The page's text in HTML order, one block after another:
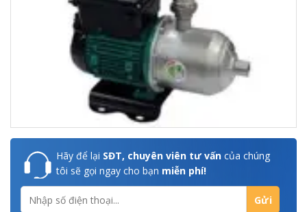
Hãy để lại SĐT, chuyên viên tư vấn của chúng
tôi sẽ gọi ngay cho bạn miễn phí!